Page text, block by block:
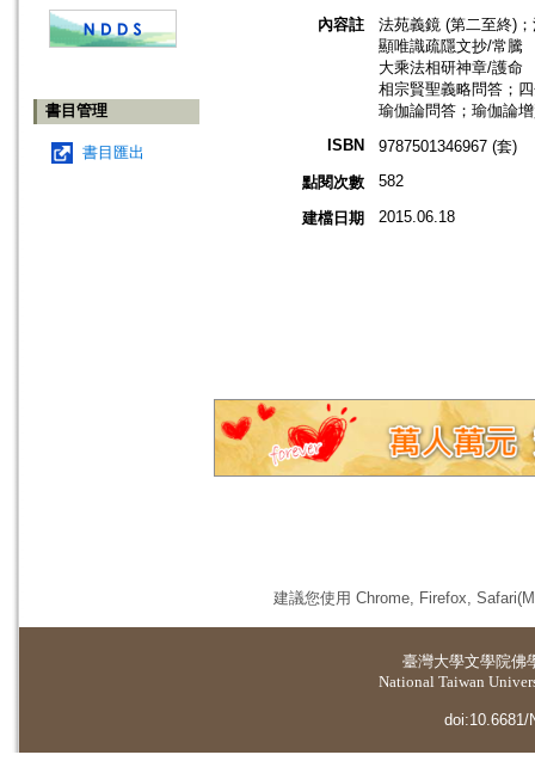
書目管理
書目匯出
內容註
法苑義鏡 (第二至終)
顯唯識疏隱文抄/常騰
大乘法相研神章/護命
相宗賢聖義略問答；
瑜伽論問答；瑜伽論
ISBN
9787501346967 (套)
點閱次數
582
建檔日期 2015.06.18
建議您使用 Chrome, Firefox,
臺灣大學文學院佛
National Taiwan
doi:10.6681/